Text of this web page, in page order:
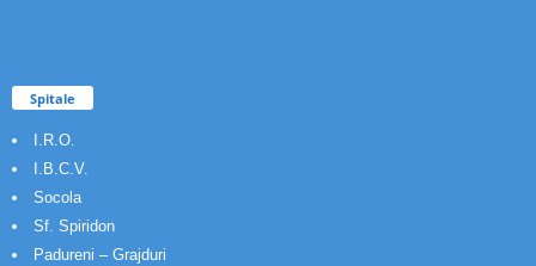
Spitale
I.R.O.
I.B.C.V.
Socola
Sf. Spiridon
Padureni – Grajduri